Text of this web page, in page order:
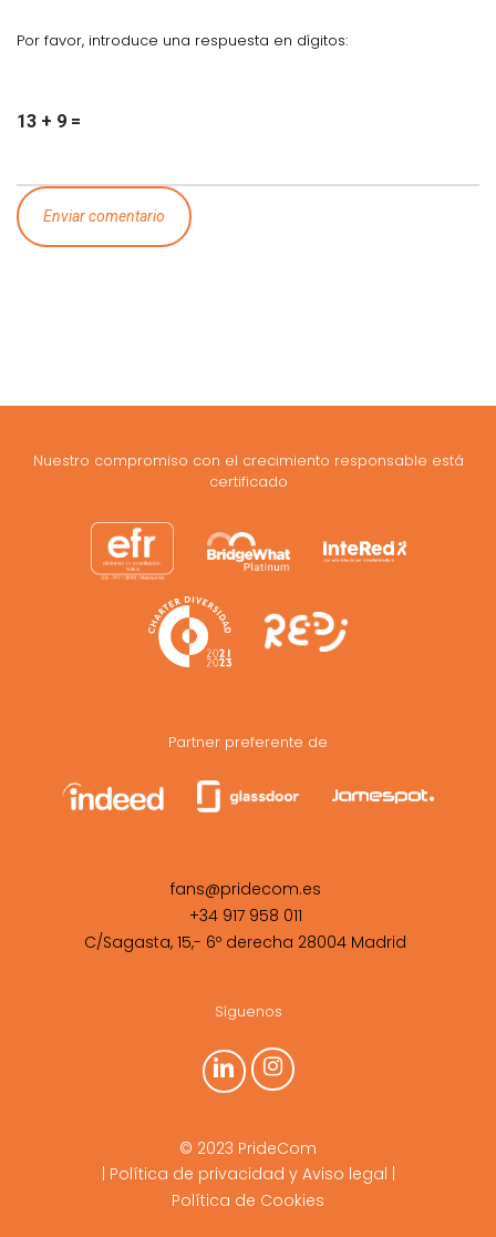
Por favor, introduce una respuesta en dígitos:
13 + 9 =
Partner preferente de
fans@pridecom.es
+34 917 958 011
C/Sagasta, 15,- 6º derecha 28004 Madrid
Nuestro compromiso con el crecimiento responsable está
certificado
Síguenos
© 2023 PrideCom
Política de privacidad y Aviso legal
Política de Cookies